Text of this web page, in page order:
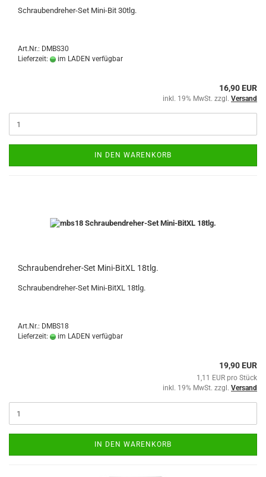
Schraubendreher-Set Mini-Bit 30tlg.
Art.Nr.: DMBS30
Lieferzeit:
im LADEN verfügbar
16,90 EUR
inkl. 19% MwSt. zzgl. Versand
IN DEN WARENKORB
Schraubendreher-Set Mini-BitXL 18tlg.
Schraubendreher-Set Mini-BitXL 18tlg.
Art.Nr.: DMBS18
Lieferzeit:
im LADEN verfügbar
19,90 EUR
1,11 EUR pro Stück
inkl. 19% MwSt. zzgl. Versand
IN DEN WARENKORB